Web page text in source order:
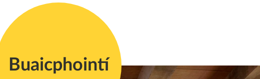
Buaicphointí